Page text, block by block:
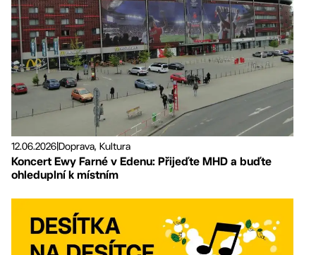
12.06.2026Doprava, Kultura
Koncert Ewy Farné v Edenu: Přijeďte MHD a buďte
ohleduplní k místním